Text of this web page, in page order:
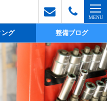
ング 整備ブログ